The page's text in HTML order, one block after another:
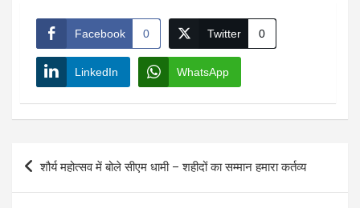
Facebook 0 Twitter 0
LinkedIn WhatsApp
Post
शौर्य महोत्सव में बोले सीएम धामी – शहीदों का सम्मान हमारा कर्तव्य